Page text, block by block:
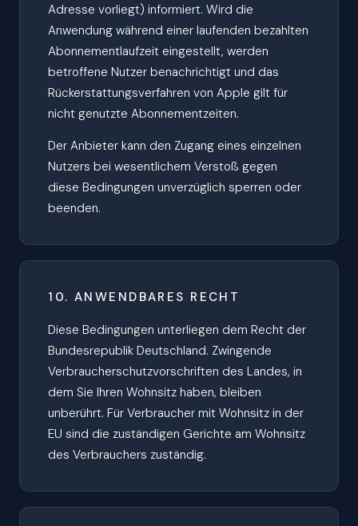
Adresse vorliegt) informiert. Wird die
Anwendung während einer laufenden bezahlten
Abonnementlaufzeit eingestellt, werden
betroffene Nutzer benachrichtigt und das
Rückerstattungsverfahren von Apple gilt für
nicht genutzte Abonnementzeiten.
Der Anbieter kann den Zugang eines einzelnen
Nutzers bei wesentlichem Verstoß gegen
diese Bedingungen unverzüglich sperren oder
beenden.
10. ANWENDBARES RECHT
Diese Bedingungen unterliegen dem Recht der
Bundesrepublik Deutschland. Zwingende
Verbraucherschutzvorschriften des Landes, in
dem Sie Ihren Wohnsitz haben, bleiben
unberührt. Für Verbraucher mit Wohnsitz in der
EU sind die zuständigen Gerichte am Wohnsitz
des Verbrauchers zuständig.